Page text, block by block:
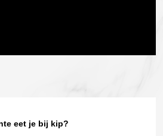
eet je bij kip?